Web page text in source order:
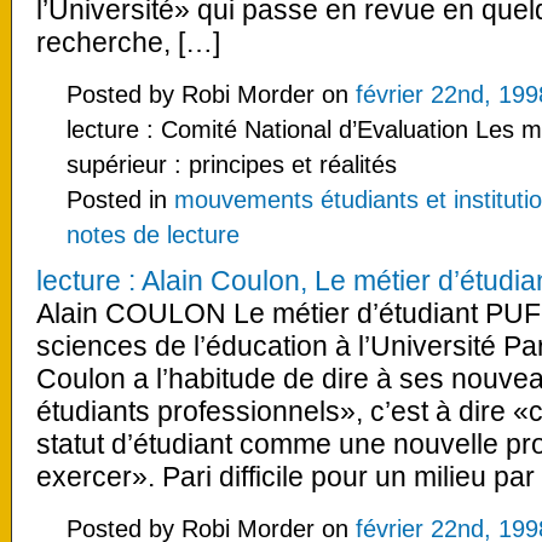
l’Université» qui passe en revue en
recherche, […]
Posted by Robi Morder on février 22nd,
lecture : Comité National d’Evaluation Les
supérieur : principes et réalités
Posted in mouvements étudiants et
notes de lecture
lecture : Alain Coulon, Le métier
Alain COULON Le métier d’étudiant
sciences de l’éducation à l’Université
Coulon a l’habitude de dire à ses
étudiants professionnels», c’est à dire
statut d’étudiant comme une nouvelle
exercer». Pari difficile pour un milieu
Posted by Robi Morder on février 22nd,